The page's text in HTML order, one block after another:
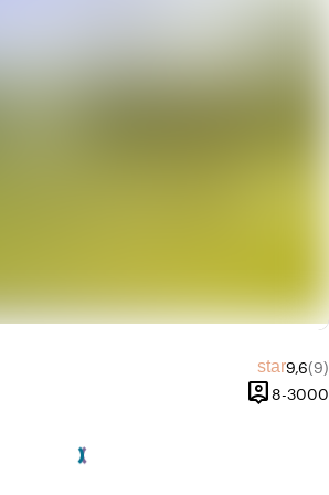
starNote
9,6(9)
person_pin
Capacité
8-3000